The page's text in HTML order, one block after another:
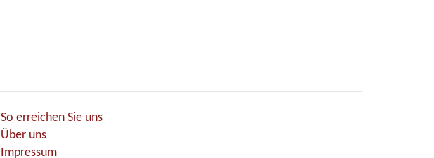
So erreichen Sie uns
Über uns
Impressum